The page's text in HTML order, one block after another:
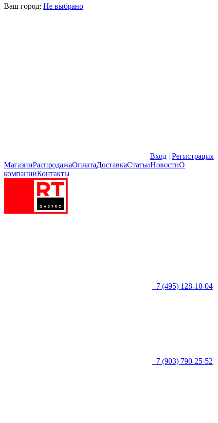
Ваш город: Не выбрано
Вход | Регистрация
МагазинРаспродажаОплатаДоставкаСтатьиНовостиО
компанииКонтакты
+7 (495) 128-10-04
+7 (903) 790-25-52